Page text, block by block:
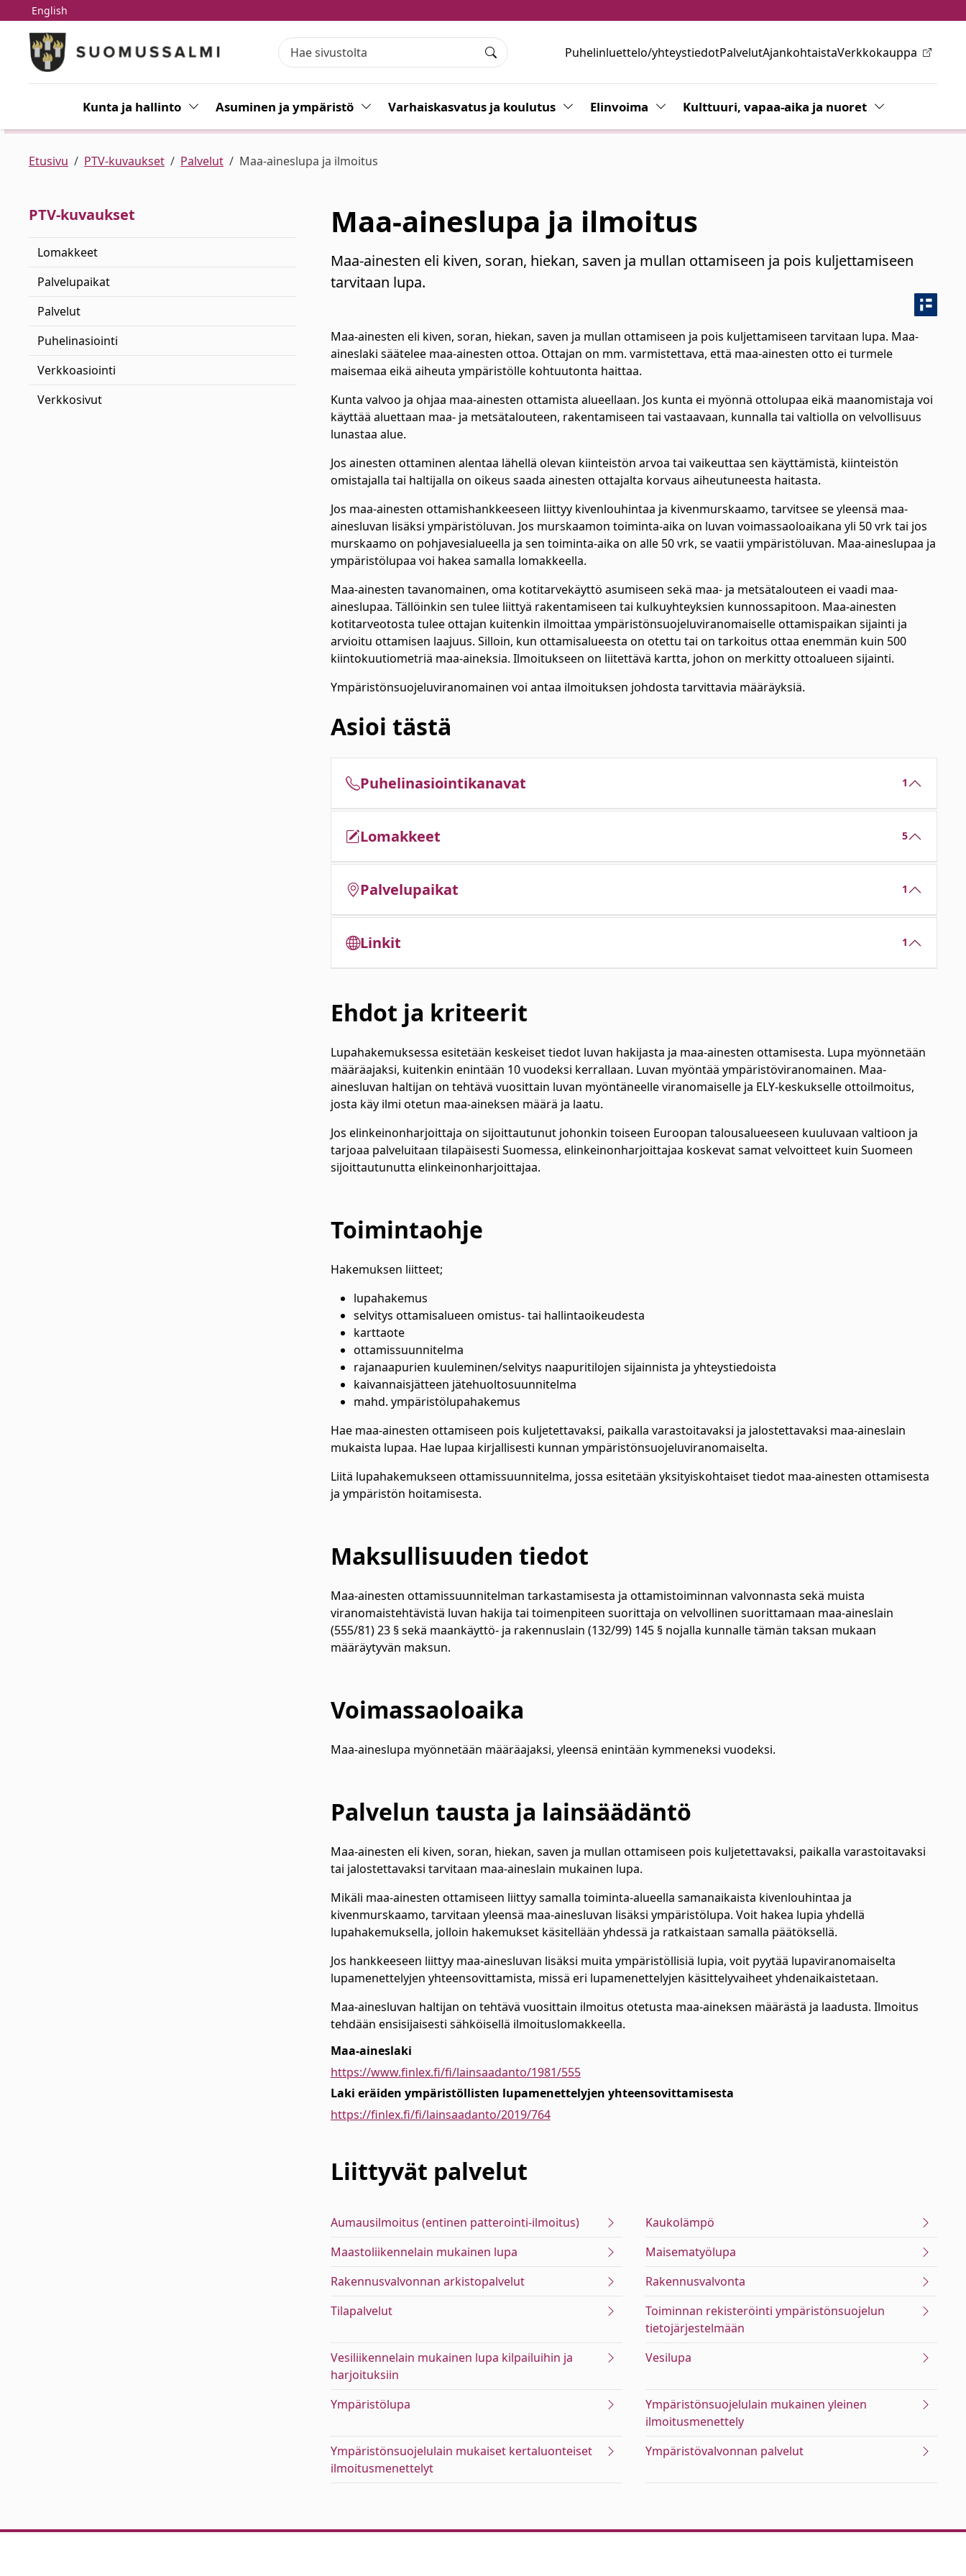
Siirry pääsisältöön
Siirry päävalikkoon
Puhelinluettelo/yhteystiedotPalvelutAjankohtaistaVerkkokauppa
English
Haku
Kunta ja hallinto Vaihda alasvetovalikkoa
Asuminen ja ympäristö Vaihda alasvetovalikkoa
Varhaiskasvatus ja koulutus Vaihda alasvetovalikkoa
Elinvoima Vaihda alasvetovalikkoa
Kulttuuri, vapaa-aika ja nuoret Vaihda
Etusivu PTV-kuvaukset Palvelut Maa-aineslupa ja ilmoitus
PTV-kuvaukset
Lomakkeet
Palvelupaikat
Palvelut
Puhelinasiointi
Verkkoasiointi
Verkkosivut
Maa-aineslupa ja ilmoitus
Maa-ainesten eli kiven, soran, hiekan, saven ja mullan ottamiseen ja pois kuljettamiseen
tarvitaan lupa.
Maa-ainesten eli kiven, soran, hiekan, saven ja mullan ottamiseen ja pois kuljettamiseen tarvitaan lupa. Maa-
aineslaki säätelee maa-ainesten ottoa. Ottajan on mm. varmistettava, että maa-ainesten otto ei turmele
maisemaa eikä aiheuta ympäristölle kohtuutonta haittaa.
Kunta valvoo ja ohjaa maa-ainesten ottamista alueellaan. Jos kunta ei myönnä ottolupaa eikä maanomistaja voi
käyttää aluettaan maa- ja metsätalouteen, rakentamiseen tai vastaavaan, kunnalla tai valtiolla on velvollisuus
lunastaa alue.
Jos ainesten ottaminen alentaa lähellä olevan kiinteistön arvoa tai vaikeuttaa sen käyttämistä, kiinteistön
omistajalla tai haltijalla on oikeus saada ainesten ottajalta korvaus aiheutuneesta haitasta.
Jos maa-ainesten ottamishankkeeseen liittyy kivenlouhintaa ja kivenmurskaamo, tarvitsee se yleensä maa-
ainesluvan lisäksi ympäristöluvan. Jos murskaamon toiminta-aika on luvan voimassaoloaikana yli 50 vrk tai jos
murskaamo on pohjavesialueella ja sen toiminta-aika on alle 50 vrk, se vaatii ympäristöluvan. Maa-aineslupaa ja
ympäristölupaa voi hakea samalla lomakkeella.
Maa-ainesten tavanomainen, oma kotitarvekäyttö asumiseen sekä maa- ja metsätalouteen ei vaadi maa-
aineslupaa. Tällöinkin sen tulee liittyä rakentamiseen tai kulkuyhteyksien kunnossapitoon. Maa-ainesten
kotitarveotosta tulee ottajan kuitenkin ilmoittaa ympäristönsuojeluviranomaiselle ottamispaikan sijainti ja
arvioitu ottamisen laajuus. Silloin, kun ottamisalueesta on otettu tai on tarkoitus ottaa enemmän kuin 500
kiintokuutiometriä maa-aineksia. Ilmoitukseen on liitettävä kartta, johon on merkitty ottoalueen sijainti.
Ympäristönsuojeluviranomainen voi antaa ilmoituksen johdosta tarvittavia määräyksiä.
Asioi tästä
Puhelinasiointikanavat 1
Lomakkeet 5
Palvelupaikat 1
Linkit 1
Ehdot ja kriteerit
Lupahakemuksessa esitetään keskeiset tiedot luvan hakijasta ja maa-ainesten ottamisesta. Lupa myönnetään
määräajaksi, kuitenkin enintään 10 vuodeksi kerrallaan. Luvan myöntää ympäristöviranomainen. Maa-
ainesluvan haltijan on tehtävä vuosittain luvan myöntäneelle viranomaiselle ja ELY-keskukselle ottoilmoitus,
josta käy ilmi otetun maa-aineksen määrä ja laatu.
Jos elinkeinonharjoittaja on sijoittautunut johonkin toiseen Euroopan talousalueeseen kuuluvaan valtioon ja
tarjoaa palveluitaan tilapäisesti Suomessa, elinkeinonharjoittajaa koskevat samat velvoitteet kuin Suomeen
sijoittautunutta elinkeinonharjoittajaa.
Toimintaohje
Hakemuksen liitteet;
lupahakemus
selvitys ottamisalueen omistus- tai hallintaoikeudesta
karttaote
ottamissuunnitelma
rajanaapurien kuuleminen/selvitys naapuritilojen sijainnista ja yhteystiedoista
kaivannaisjätteen jätehuoltosuunnitelma
mahd. ympäristölupahakemus
Hae maa-ainesten ottamiseen pois kuljetettavaksi, paikalla varastoitavaksi ja jalostettavaksi maa-aineslain
mukaista lupaa. Hae lupaa kirjallisesti kunnan ympäristönsuojeluviranomaiselta.
Liitä lupahakemukseen ottamissuunnitelma, jossa esitetään yksityiskohtaiset tiedot maa-ainesten ottamisesta
ja ympäristön hoitamisesta.
Maksullisuuden tiedot
Maa-ainesten ottamissuunnitelman tarkastamisesta ja ottamistoiminnan valvonnasta sekä muista
viranomaistehtävistä luvan hakija tai toimenpiteen suorittaja on velvollinen suorittamaan maa-aineslain
(555/81) 23 § sekä maankäyttö- ja rakennuslain (132/99) 145 § nojalla kunnalle tämän taksan mukaan
määräytyvän maksun.
Voimassaoloaika
Maa-aineslupa myönnetään määräajaksi, yleensä enintään kymmeneksi vuodeksi.
Palvelun tausta ja lainsäädäntö
Maa-ainesten eli kiven, soran, hiekan, saven ja mullan ottamiseen pois kuljetettavaksi, paikalla varastoitavaksi
tai jalostettavaksi tarvitaan maa-aineslain mukainen lupa.
Mikäli maa-ainesten ottamiseen liittyy samalla toiminta-alueella samanaikaista kivenlouhintaa ja
kivenmurskaamo, tarvitaan yleensä maa-ainesluvan lisäksi ympäristölupa. Voit hakea lupia yhdellä
lupahakemuksella, jolloin hakemukset käsitellään yhdessä ja ratkaistaan samalla päätöksellä.
Jos hankkeeseen liittyy maa-ainesluvan lisäksi muita ympäristöllisiä lupia, voit pyytää lupaviranomaiselta
lupamenettelyjen yhteensovittamista, missä eri lupamenettelyjen käsittelyvaiheet yhdenaikaistetaan.
Maa-ainesluvan haltijan on tehtävä vuosittain ilmoitus otetusta maa-aineksen määrästä ja laadusta. Ilmoitus
tehdään ensisijaisesti sähköisellä ilmoituslomakkeella.
Maa-aineslaki
https://www.finlex.fi/fi/lainsaadanto/1981/555
Laki eräiden ympäristöllisten lupamenettelyjen yhteensovittamisesta
https://finlex.fi/fi/lainsaadanto/2019/764
Liittyvät palvelut
Aumausilmoitus (entinen patterointi-ilmoitus)
Kaukolämpö
Maastoliikennelain mukainen lupa
Maisematyölupa
Rakennusvalvonnan arkistopalvelut
Rakennusvalvonta
Tilapalvelut
Toiminnan rekisteröinti ympäristönsuojelun
tietojärjestelmään
Vesiliikennelain mukainen lupa kilpailuihin ja
harjoituksiin
Vesilupa
Ympäristölupa
Ympäristönsuojelulain mukainen yleinen
ilmoitusmenettely
Ympäristönsuojelulain mukaiset kertaluonteiset
ilmoitusmenettelyt
Ympäristövalvonnan palvelut